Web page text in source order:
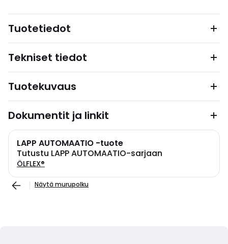
Tuotetiedot
Tekniset tiedot
Tuotekuvaus
Dokumentit ja linkit
LAPP AUTOMAATIO -tuote
Tutustu LAPP AUTOMAATIO-sarjaan
ÖLFLEX®
Näytä murupolku